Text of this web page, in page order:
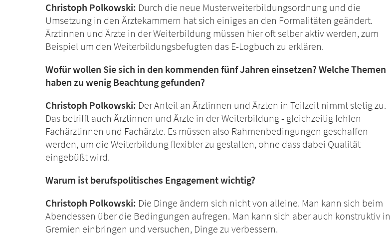
Christoph Polkowski: Durch die neue Musterweiterbildungsordnung und die
Umsetzung in den Ärztekammern hat sich einiges an den Formalitäten geändert.
Ärztinnen und Ärzte in der Weiterbildung müssen hier oft selber aktiv werden, zum
Beispiel um den Weiterbildungsbefugten das E-Logbuch zu erklären.
Wofür wollen Sie sich in den kommenden fünf Jahren einsetzen? Welche Themen
haben zu wenig Beachtung gefunden?
Christoph Polkowski: Der Anteil an Ärztinnen und Ärzten in Teilzeit nimmt stetig zu.
Das betrifft auch Ärztinnen und Ärzte in der Weiterbildung - gleichzeitig fehlen
Fachärztinnen und Fachärzte. Es müssen also Rahmenbedingungen geschaffen
werden, um die Weiterbildung flexibler zu gestalten, ohne dass dabei Qualität
eingebüßt wird.
Warum ist berufspolitisches Engagement wichtig?
Christoph Polkowski: Die Dinge ändern sich nicht von alleine. Man kann sich beim
Abendessen über die Bedingungen aufregen. Man kann sich aber auch konstruktiv in
Gremien einbringen und versuchen, Dinge zu verbessern.